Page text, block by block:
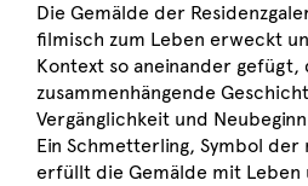
Die Gemälde der
filmisch zum Leben erweckt
Kontext so aneinander gefügt,
zusammenhängende
Vergänglichkeit und
Ein Schmetterling, Symbol der
erfüllt die Gemälde mit